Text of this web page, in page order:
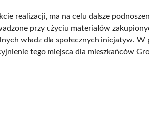
realizacji, ma na celu dalsze
przy użyciu materiałów
władz dla społecznych inicjatyw. W
tego miejsca dla mieszkańców